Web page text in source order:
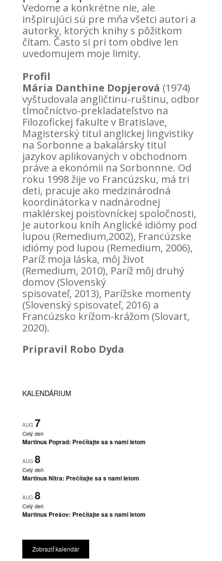
Vedome a konkrétne nie, ale
inšpirujúci sú pre mňa všetci autori a
autorky, ktorých knihy s pôžitkom
čítam. Často si pri tom obdive len
uvedomujem moje limity.
Profil
Mária Danthine Dopjerová (1974)
vyštudovala angličtinu-ruštinu, odbor
tlmočníctvo-prekladateľstvo na
Filozofickej fakulte v Bratislave,
Magisterský titul anglickej lingvistiky
na Sorbonne a bakalársky titul
jazykov aplikovaných v obchodnom
práve a ekonómii na Sorbonnne. Od
roku 1998 žije vo Francúzsku, má tri
deti, pracuje ako medzinárodná
koordinátorka v nadnárodnej
maklérskej poisťovníckej spoločnosti,
Je autorkou kníh Anglické idiómy pod
lupou (Remedium,2002), Francúzske
idiómy pod lupou (Remedium, 2006),
Paríž moja láska, môj život
(Remedium, 2010), Paríž môj druhý
domov (Slovenský
spisovateľ, 2013), Parížske momenty
(Slovenský spisovateľ, 2016) a
Francúzsko krížom-krážom (Slovart,
2020).
Pripravil Robo Dyda
KALENDÁRIUM
AUG 7
Celý deň
Martinus Poprad: Prečítajte sa s nami letom
AUG 8
Celý deň
Martinus Nitra: Prečítajte sa s nami letom
AUG 8
Celý deň
Martinus Prešov: Prečítajte sa s nami letom
Zobraziť kalendár